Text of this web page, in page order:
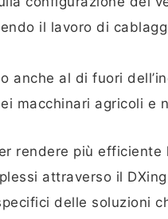
il lavoro di
anche al di fuori
macchinari agricoli e
rendere più
attraverso il
delle soluzioni